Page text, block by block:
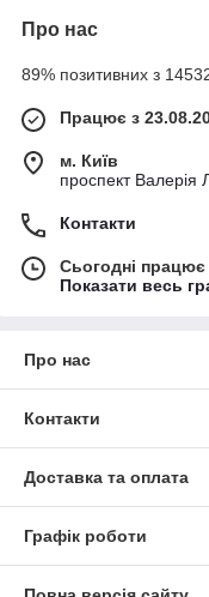
Про нас
89% позитивних з 14532
Працює з
м. Київ
проспект Валерія
Контакти
Сьогодні
Показати весь
Про нас
Контакти
Доставка та оплата
Графік роботи